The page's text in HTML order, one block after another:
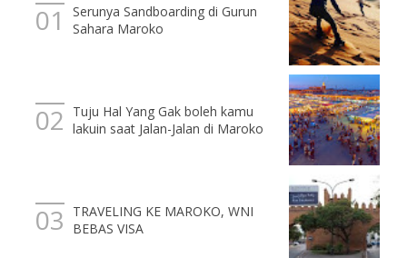
Serunya Sandboarding di Gurun
Sahara Maroko
Tuju Hal Yang Gak boleh kamu
lakuin saat Jalan-Jalan di Maroko
TRAVELING KE MAROKO, WNI
BEBAS VISA